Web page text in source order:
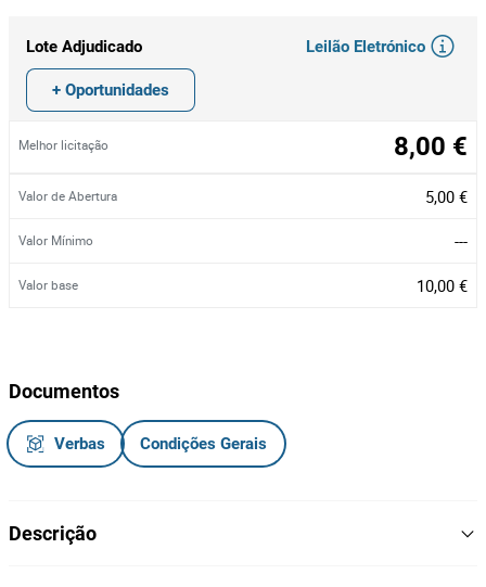
Lote Adjudicado Leilão Eletrónico
+ Oportunidades
Melhor licitação 8,00 €
Valor de Abertura 5,00 €
Valor Mínimo ---
Valor base 10,00 €
Documentos
Verbas Condições Gerais
Descrição